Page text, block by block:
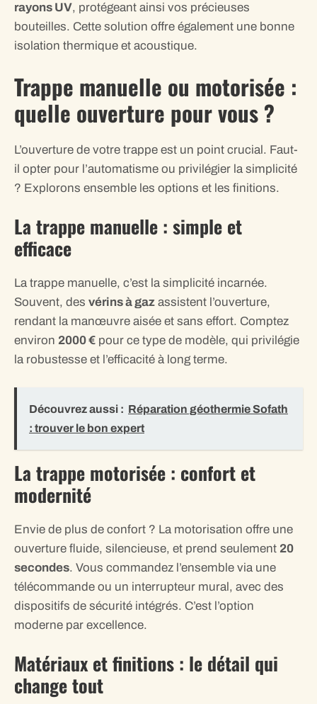
rayons UV, protégeant ainsi vos précieuses
bouteilles. Cette solution offre également une bonne
isolation thermique et acoustique.
Trappe manuelle ou motorisée :
quelle ouverture pour vous ?
L’ouverture de votre trappe est un point crucial. Faut-
il opter pour l’automatisme ou privilégier la simplicité
? Explorons ensemble les options et les finitions.
La trappe manuelle : simple et
efficace
La trappe manuelle, c’est la simplicité incarnée.
Souvent, des vérins à gaz assistent l’ouverture,
rendant la manœuvre aisée et sans effort. Comptez
environ 2000 € pour ce type de modèle, qui privilégie
la robustesse et l’efficacité à long terme.
Découvrez aussi : Réparation géothermie Sofath
: trouver le bon expert
La trappe motorisée : confort et
modernité
Envie de plus de confort ? La motorisation offre une
ouverture fluide, silencieuse, et prend seulement 20
secondes. Vous commandez l’ensemble via une
télécommande ou un interrupteur mural, avec des
dispositifs de sécurité intégrés. C’est l’option
moderne par excellence.
Matériaux et finitions : le détail qui
change tout